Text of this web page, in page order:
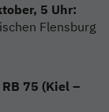
5 Uhr:
Flensburg
75 (Kiel –